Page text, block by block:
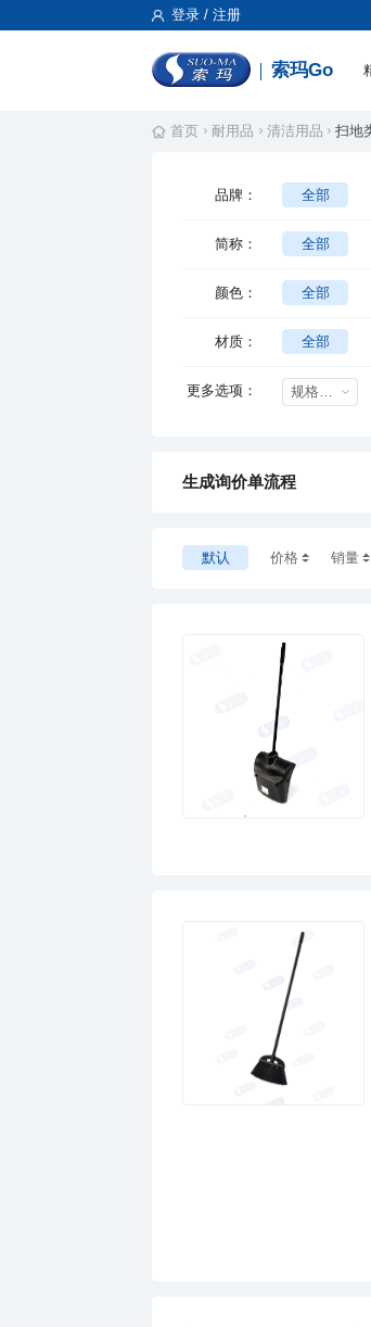
登录 / 注册
索玛Go
首页 耐用品 清洁用品 扫地
品牌： 全部
施达
简称： 全部
颜色： 全部
材质： 全部
木
更多选项： 规格特性
生成询价单流程
默认 价格 销量